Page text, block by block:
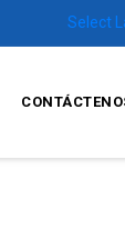
Select